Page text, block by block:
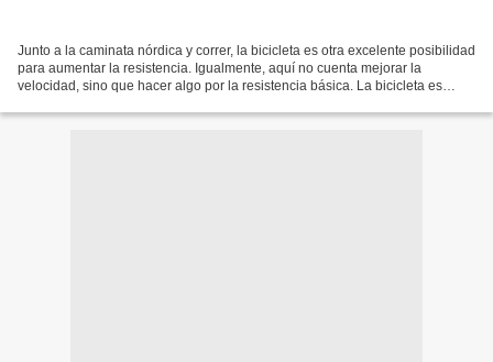
Junto a la caminata nórdica y correr, la bicicleta es otra excelente posibilidad
para aumentar la resistencia. Igualmente, aquí no cuenta mejorar la
velocidad, sino que hacer algo por la resistencia básica. La bicicleta es